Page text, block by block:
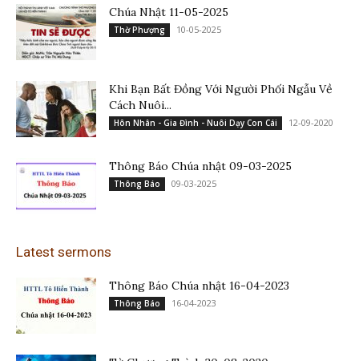
Chúa Nhật 11-05-2025
Thờ Phượng 10-05-2025
Khi Bạn Bất Đồng Với Người Phối Ngẫu Về
Cách Nuôi...
Hôn Nhân - Gia Đình - Nuôi Dạy Con Cái 12-09-2020
Thông Báo Chúa nhật 09-03-2025
Thông Báo 09-03-2025
Latest sermons
Thông Báo Chúa nhật 16-04-2023
Thông Báo 16-04-2023